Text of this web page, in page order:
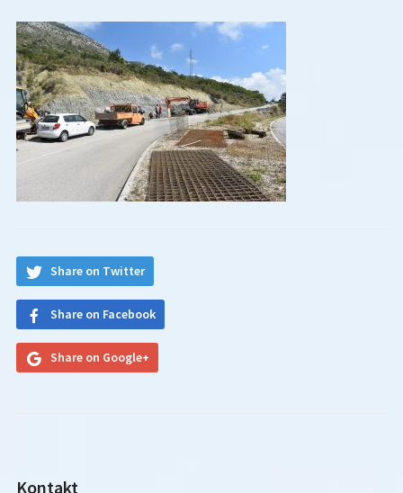
Share on Twitter
Share on Facebook
Share on Google+
Kontakt